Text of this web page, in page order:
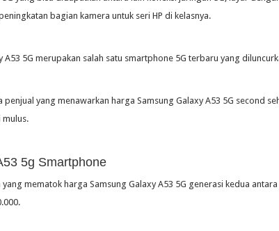
bagian kamera untuk seri HP di kelasnya.
A53 5G merupakan salah satu smartphone 5G terbaru yang
penjual yang menawarkan harga Samsung Galaxy A53 5G second
mulus.
5g Smartphone
mematok harga Samsung Galaxy A53 5G generasi kedua antara